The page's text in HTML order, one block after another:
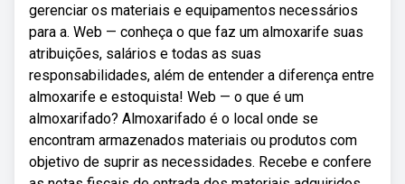
gerenciar os materiais e equipamentos necessários
para a. Web — conheça o que faz um almoxarife suas
atribuições, salários e todas as suas
responsabilidades, além de entender a diferença entre
almoxarife e estoquista! Web — o que é um
almoxarifado? Almoxarifado é o local onde se
encontram armazenados materiais ou produtos com
objetivo de suprir as necessidades. Recebe e confere